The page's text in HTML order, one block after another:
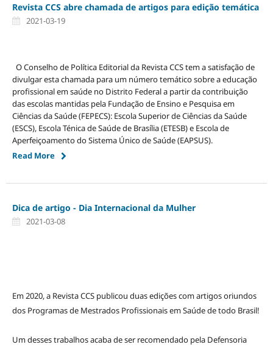
Revista CCS abre chamada de artigos para edição temática
2021-03-19
O Conselho de Política Editorial da Revista CCS tem a satisfação de
divulgar esta chamada para um número temático sobre a educação
profissional em saúde no Distrito Federal a partir da contribuição
das escolas mantidas pela Fundação de Ensino e Pesquisa em
Ciências da Saúde (FEPECS): Escola Superior de Ciências da Saúde
(ESCS), Escola Ténica de Saúde de Brasília (ETESB) e Escola de
Aperfeiçoamento do Sistema Único de Saúde (EAPSUS).
Read More
Dica de artigo - Dia Internacional da Mulher
2021-03-08
Em 2020, a Revista CCS publicou duas edições com artigos oriundos
dos Programas de Mestrados Profissionais em Saúde de todo Brasil!
Um desses trabalhos acaba de ser recomendado pela Defensoria